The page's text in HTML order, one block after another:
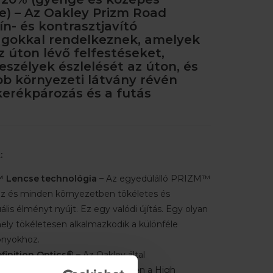
– Az Oakley Prizm Road
és kontrasztjavító
rendelkeznek, amelyek
úton lévő felfestéseket,
észlelését az úton, és
környezeti látvány révén
és a futás
Lencse technológia – Az egyedülálló PRIZM™
és minden környezetben tökéletes és
élményt nyújt. Ez egy valódi újítás. Egy olyan
tökéletesen alkalmazkodik a különféle
Optics® –Az Oakley által
technológiának köszönhetően a High